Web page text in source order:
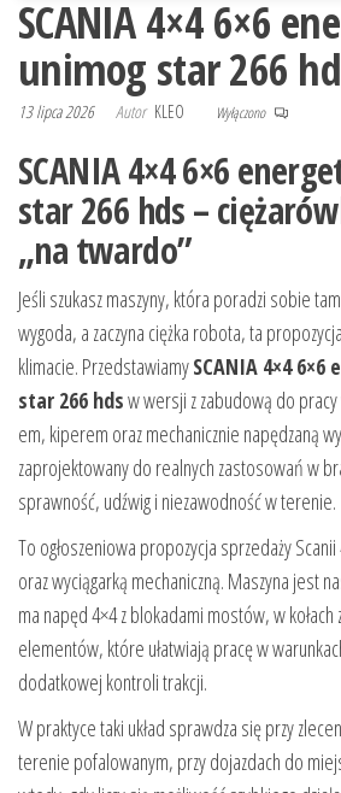
SCANIA 4×4 6×6
unimog star 266
13 lipca 2026 Autor KLEO Wyłączono
SCANIA 4×4 6×6
star 266 hds –
„na twardo”
Jeśli szukasz maszyny, która poradzi sobie
wygoda, a zaczyna ciężka robota, ta
klimacie. PrzedstawiamySCANIA 4×4
star 266 hdsw wersji z zabudową do
em, kiperem oraz mechanicznie napędzaną
zaprojektowany do realnych zastosowań w
sprawność, udźwig i niezawodność w terenie.
To ogłoszeniowa propozycja sprzedaży
oraz wyciągarką mechaniczną. Maszyna jest
ma napęd 4×4 z blokadami mostów, w
elementów, które ułatwiają pracę w
dodatkowej kontroli trakcji.
W praktyce taki układ sprawdza się przy
terenie pofalowanym, przy dojazdach do